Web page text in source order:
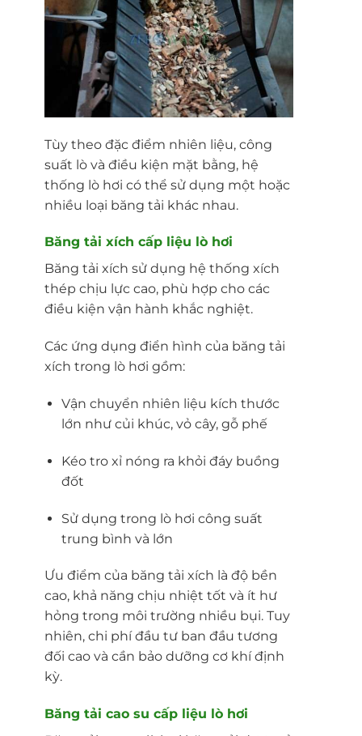
Tùy theo đặc điểm nhiên liệu, công
suất lò và điều kiện mặt bằng, hệ
thống lò hơi có thể sử dụng một hoặc
nhiều loại băng tải khác nhau.
Băng tải xích cấp liệu lò hơi
Băng tải xích sử dụng hệ thống xích
thép chịu lực cao, phù hợp cho các
điều kiện vận hành khắc nghiệt.
Các ứng dụng điển hình của băng tải
xích trong lò hơi gồm:
Vận chuyển nhiên liệu kích thước
lớn như củi khúc, vỏ cây, gỗ phế
Kéo tro xỉ nóng ra khỏi đáy buồng
đốt
Sử dụng trong lò hơi công suất
trung bình và lớn
Ưu điểm của băng tải xích là độ bền
cao, khả năng chịu nhiệt tốt và ít hư
hỏng trong môi trường nhiều bụi. Tuy
nhiên, chi phí đầu tư ban đầu tương
đối cao và cần bảo dưỡng cơ khí định
kỳ.
Băng tải cao su cấp liệu lò hơi